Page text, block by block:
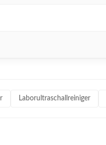
Laborultraschallreiniger